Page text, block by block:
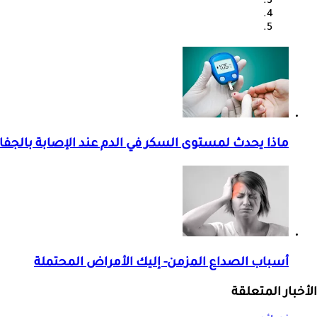
ماذا يحدث لمستوى السكر في الدم عند الإصابة
أسباب الصداع المزمن- إليك الأمراض المحتملة
الأخبار المتعلقة